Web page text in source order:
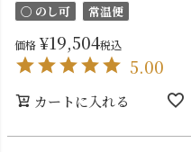
〇 のし可 常温便
価格 ¥19,504税込
5.00
カートに入れる